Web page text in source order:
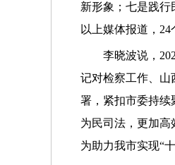
新形象；七是践行
以上媒体报道，
李晓波说，
记对检察工作、山
署，紧扣市委持续
为民司法，更加高
为助力我市实现“